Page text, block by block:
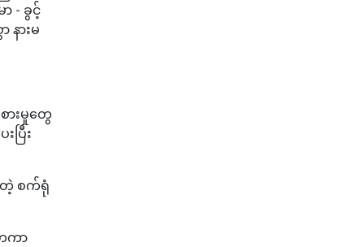
- ခွင့်
နားမ
ားမှုတွေ
ပြီး
စက်ရုံ
ကာ